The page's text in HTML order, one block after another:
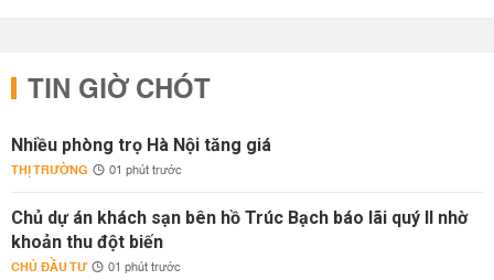
TIN GIỜ CHÓT
Nhiều phòng trọ Hà Nội tăng giá
THỊ TRƯỜNG 01 phút trước
Chủ dự án khách sạn bên hồ Trúc Bạch báo lãi quý II nhờ
khoản thu đột biến
CHỦ ĐẦU TƯ 01 phút trước